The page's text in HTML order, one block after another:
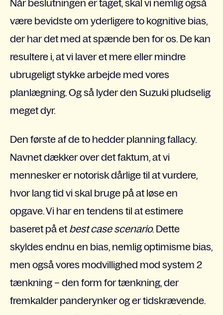
Når beslutningen er taget, skal vi nemlig også
være bevidste om yderligere to kognitive bias,
der har det med at spænde ben for os. De kan
resultere i, at vi laver et mere eller mindre
ubrugeligt stykke arbejde med vores
planlægning. Og så lyder den Suzuki pludselig
meget dyr.
Den første af de to hedder planning fallacy.
Navnet dækker over det faktum, at vi
mennesker er notorisk dårlige til at vurdere,
hvor lang tid vi skal bruge på at løse en
opgave. Vi har en tendens til at estimere
baseret på et best case scenario. Dette
skyldes endnu en bias, nemlig optimisme bias,
men også vores modvillighed mod system 2
tænkning – den form for tænkning, der
fremkalder panderynker og er tidskrævende.